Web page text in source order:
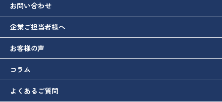
お問い合わせ
企業ご担当者様へ
お客様の声
コラム
よくあるご質問